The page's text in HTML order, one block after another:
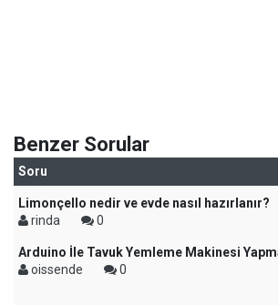
Benzer Sorular
Soru
Limonçello nedir ve evde nasıl hazırlanır?
rinda
0
Arduino İle Tavuk Yemleme Makinesi
oissende
0